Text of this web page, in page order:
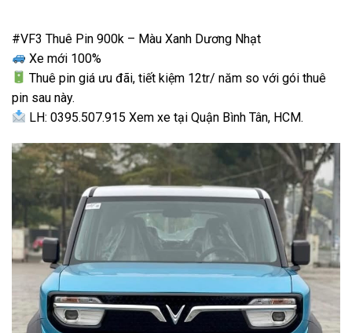
#VF3 Thuê Pin 900k – Màu Xanh Dương Nhạt
Xe mới 100%
Thuê pin giá ưu đãi, tiết kiệm 12tr/ năm so với gói thuê
pin sau này.
LH: 0395.507.915 Xem xe tại Quận Bình Tân, HCM.